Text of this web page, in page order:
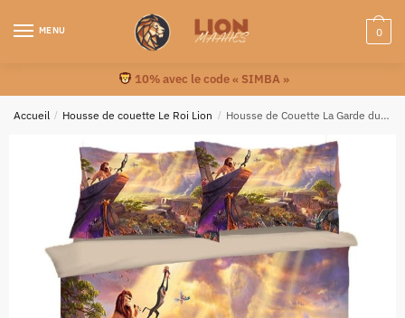
MENU 0
10% avec le code « SIMBA »
Accueil / Housse de couette Le Roi Lion / Housse de Couette La Garde du Roi Lion